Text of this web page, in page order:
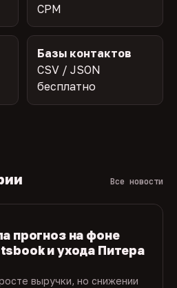
CPM
Базы контактов
CSV / JSON
бесплатно
Все новости
прогноз на фоне
и ухода Питера
выручки, но снижении